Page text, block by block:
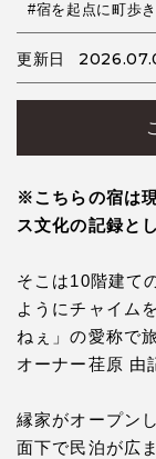
#宿を起点に町歩
更新日
※こちらの宿は
ス文化の記録と
そこは10階建て
ようにチャイム
ねぇ」の愛称で
オーナー荏原 由
縁家がオープン
面下で民泊が広